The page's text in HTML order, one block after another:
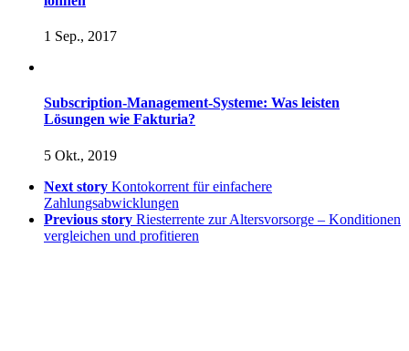
1 Sep., 2017
Subscription-Management-Systeme: Was leisten
Lösungen wie Fakturia?
5 Okt., 2019
Next story Kontokorrent für einfachere
Zahlungsabwicklungen
Previous story Riesterrente zur Altersvorsorge – Konditionen
vergleichen und profitieren